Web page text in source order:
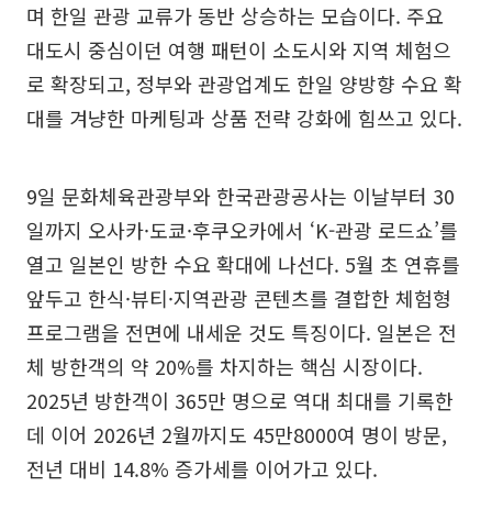
며 한일 관광 교류가 동반 상승하는 모습이다. 주요
대도시 중심이던 여행 패턴이 소도시와 지역 체험으
로 확장되고, 정부와 관광업계도 한일 양방향 수요 확
대를 겨냥한 마케팅과 상품 전략 강화에 힘쓰고 있다.
9일 문화체육관광부와 한국관광공사는 이날부터 30
일까지 오사카·도쿄·후쿠오카에서 ‘K-관광 로드쇼’를
열고 일본인 방한 수요 확대에 나선다. 5월 초 연휴를
앞두고 한식·뷰티·지역관광 콘텐츠를 결합한 체험형
프로그램을 전면에 내세운 것도 특징이다. 일본은 전
체 방한객의 약 20%를 차지하는 핵심 시장이다.
2025년 방한객이 365만 명으로 역대 최대를 기록한
데 이어 2026년 2월까지도 45만8000여 명이 방문,
전년 대비 14.8% 증가세를 이어가고 있다.